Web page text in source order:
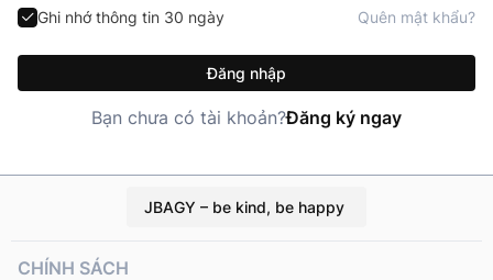
Ghi nhớ thông tin 30 ngày Quên mật khẩu?
Đăng nhập
Bạn chưa có tài khoản?Đăng ký ngay
JBAGY – be kind, be happy
CHÍNH SÁCH